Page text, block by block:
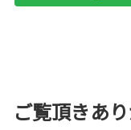
ご覧頂きあ